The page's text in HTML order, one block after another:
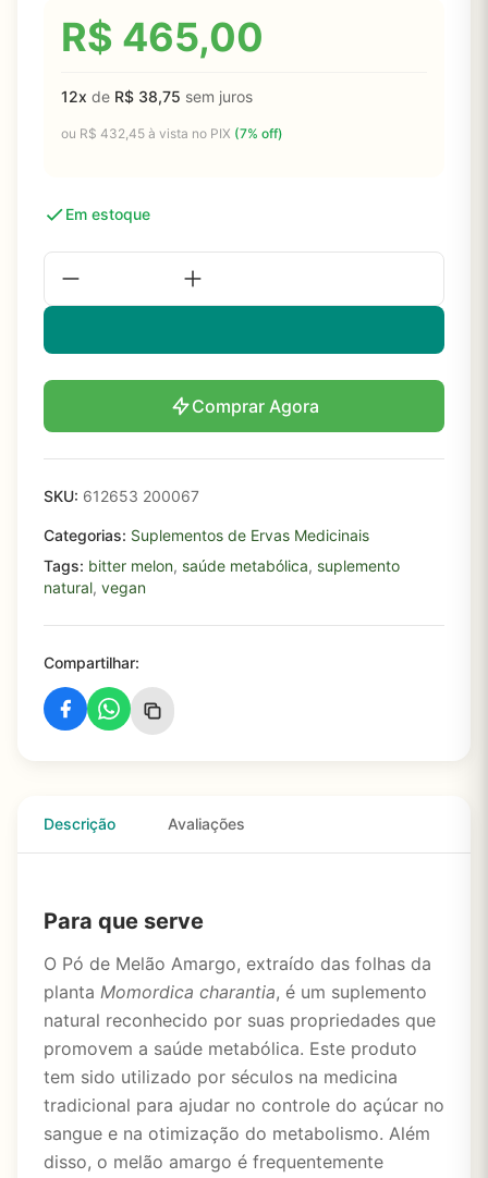
R$ 465,00
12x de R$ 38,75 sem juros
ou R$ 432,45 à vista no PIX (7% off)
Em estoque
Comprar Agora
SKU: 612653 200067
Categorias: Suplementos de Ervas Medicinais
Tags: bitter melon, saúde metabólica, suplemento
natural, vegan
Compartilhar:
Descrição Avaliações
Para que serve
O Pó de Melão Amargo, extraído das folhas da
planta Momordica charantia, é um suplemento
natural reconhecido por suas propriedades que
promovem a saúde metabólica. Este produto
tem sido utilizado por séculos na medicina
tradicional para ajudar no controle do açúcar no
sangue e na otimização do metabolismo. Além
disso, o melão amargo é frequentemente